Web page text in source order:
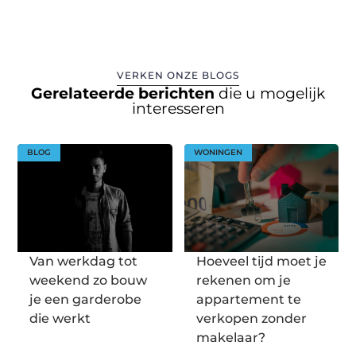
VERKEN ONZE BLOGS
Gerelateerde berichten die u mogelijk
interesseren
BLOG
Van werkdag tot
weekend zo bouw
je een garderobe
die werkt
WONINGEN
Hoeveel tijd moet je
rekenen om je
appartement te
verkopen zonder
makelaar?